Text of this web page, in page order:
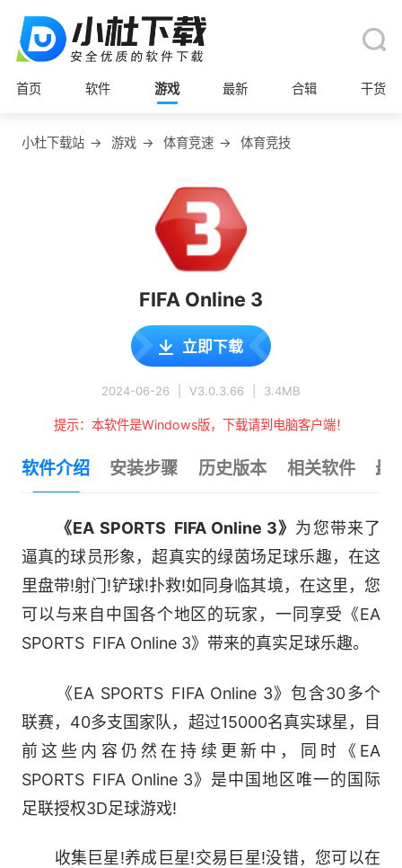
首页 软件 游戏 最新 合辑 干货
小杜下载站 → 游戏 → 体育竞速 → 体育竞技
FIFA Online 3
立即下载
2024-06-26 V3.0.3.66 3.4MB
提示：本软件是Windows版，下载请到电脑客户端！
软件介绍 安装步骤 历史版本 相关软件 最
《EA SPORTS FIFA Online 3》 为您带来了
逼真的球员形象，超真实的绿茵场足球乐趣，在这
里盘带!射门!铲球!扑救!如同身临其境，在这里，您
可以与来自中国各个地区的玩家，一同享受《EA
SPORTS FIFA Online 3》带来的真实足球乐趣。
《EA SPORTS FIFA Online 3》包含30多个
联赛，40多支国家队，超过15000名真实球星，目
前这些内容仍然在持续更新中，同时《EA
SPORTS FIFA Online 3》是中国地区唯一的国际
足联授权3D足球游戏!
收集巨星!养成巨星!交易巨星!没错，您可以在